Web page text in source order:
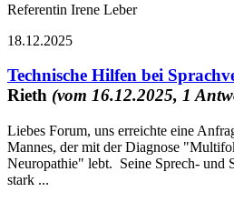
Referentin Irene Leber
18.12.2025
Technische Hilfen bei
Rieth (vom 16.12.2025, 1
Liebes Forum, uns erreichte eine
Mannes, der mit der Diagnose
Neuropathie" lebt. Seine Sprech- und
stark ...